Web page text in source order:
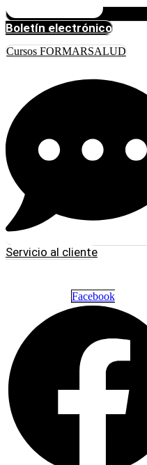
Boletín electrónico
Cursos FORMARSALUD
Servicio al cliente
Facebook